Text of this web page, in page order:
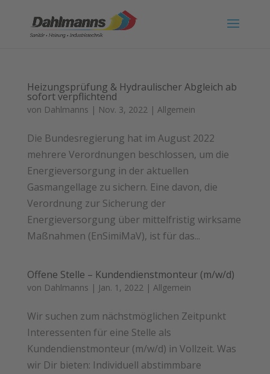
Heizungsprüfung & Hydraulischer Abgleich ab
sofort verpflichtend
von Dahlmanns | Nov. 3, 2022| Allgemein
Die Bundesregierung hat im August 2022
mehrere Verordnungen beschlossen, um die
Energieversorgung in der aktuellen
Gasmangellage zu sichern. Eine davon, die
Verordnung zur Sicherung der
Energieversorgung über mittelfristig wirksame
Maßnahmen (EnSimiMaV), ist für das...
Offene Stelle – Kundendienstmonteur (m/w/d)
von Dahlmanns | Jan. 1, 2022| Allgemein
Wir suchen zum nächstmöglichen Zeitpunkt
Interessenten für eine Stelle als
Kundendienstmonteur (m/w/d) in Vollzeit. Was
wir Dir bieten: Individuell abstimmbare